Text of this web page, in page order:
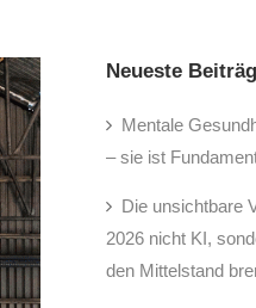
Neueste
Mentale
– sie ist
Die unsichtbare
2026 nicht KI,
den Mittelstand